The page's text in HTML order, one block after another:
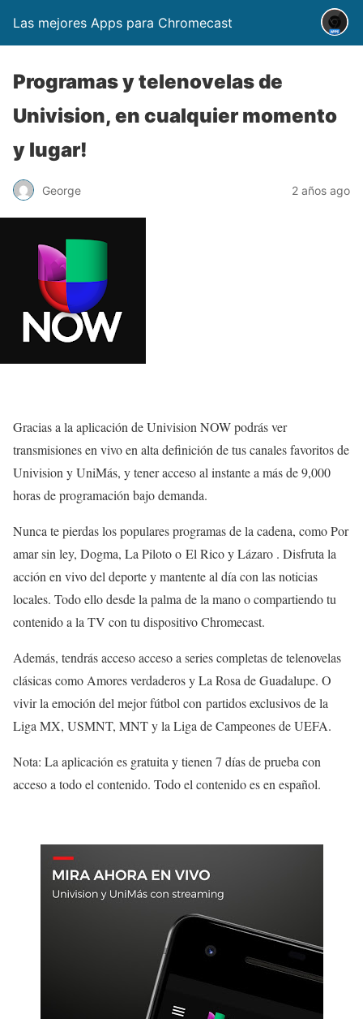
Las mejores Apps para Chromecast
Programas y telenovelas de
Univision, en cualquier momento
y lugar!
George 2 años ago
Gracias a la aplicación de Univision NOW podrás ver
transmisiones en vivo en alta definición de tus canales favoritos de
Univision y UniMás, y tener acceso al instante a más de 9,000
horas de programación bajo demanda.
Nunca te pierdas los populares programas de la cadena, como Por
amar sin ley, Dogma, La Piloto o El Rico y Lázaro . Disfruta la
acción en vivo del deporte y mantente al día con las noticias
locales. Todo ello desde la palma de la mano o compartiendo tu
contenido a la TV con tu dispositivo Chromecast.
Además, tendrás acceso acceso a series completas de telenovelas
clásicas como Amores verdaderos y La Rosa de Guadalupe. O
vivir la emoción del mejor fútbol con partidos exclusivos de la
Liga MX, USMNT, MNT y la Liga de Campeones de UEFA.
Nota: La aplicación es gratuita y tienen 7 días de prueba con
acceso a todo el contenido. Todo el contenido es en español.